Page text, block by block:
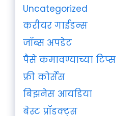
Uncategorized
करीयर गाईडन्स
जॉब्स अपडेट
पैसे कमावण्याच्या टिप्स
फ्री कोर्सेस
बिझनेस आयडिया
बेस्ट प्रॉडक्ट्स